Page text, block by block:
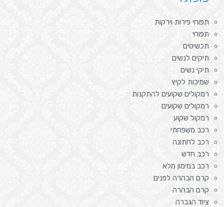
תפוחי פירות וירקות
תפוחי
תכשיטים
תיקים לנשים
תיקי נשים
שמיכות לקיץ
רמקולים שקועים להתקנות
רמקולים שקועים
רמקול שקוע
רכב משפחתי
רכב לחתונה
רכב חדש
רכב במימון מלא
קרם הבהרה לפנים
קרם הבהרה
ציוד הגברה